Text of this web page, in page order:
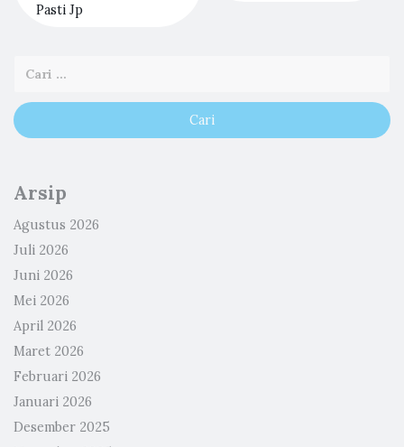
Pasti Jp
Arsip
Agustus 2026
Juli 2026
Juni 2026
Mei 2026
April 2026
Maret 2026
Februari 2026
Januari 2026
Desember 2025